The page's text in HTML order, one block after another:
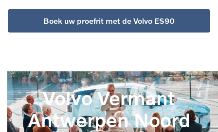
Boek uw proefrit met de Volvo ES90
Volvo Vermant
Antwerpen Noord